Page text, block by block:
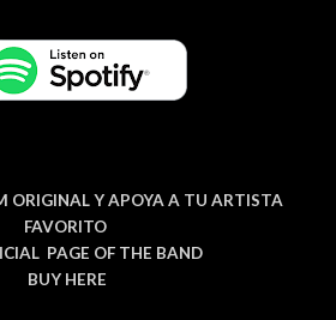
ORIGINAL Y APOYA A TU ARTISTA
FAVORITO
PAGE OF THE BAND
BUY HERE